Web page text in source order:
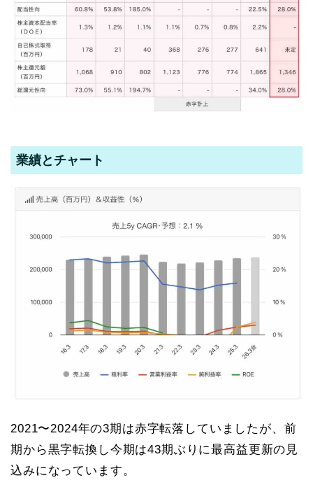
業績とチャート
2021〜2024年の3期は赤字転落していましたが、前
期から黒字転換し今期は43期ぶりに最高益更新の見
込みになっています。